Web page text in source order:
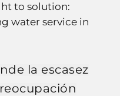
to solution:
water service in
la escasez